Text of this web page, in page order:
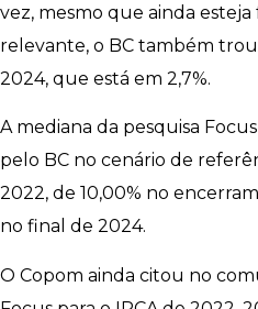
vez, mesmo que ainda
relevante, o BC também
2024, que está em 2,7%.
A mediana da pesquisa
pelo BC no cenário de
2022, de 10,00% no
no final de 2024.
O Copom ainda citou no